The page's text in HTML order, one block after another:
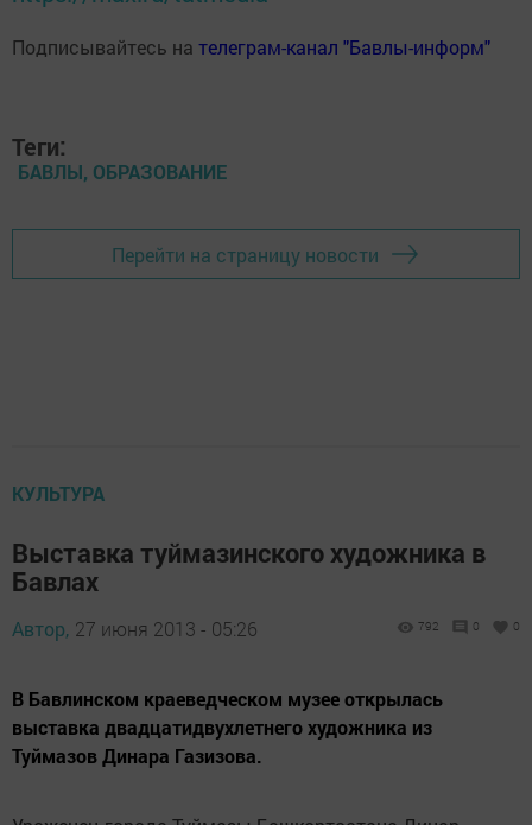
Подписывайтесь на телеграм-канал "Бавлы-информ"
Теги:
БАВЛЫ, ОБРАЗОВАНИЕ
Перейти на страницу новости
КУЛЬТУРА
Выставка туймазинского художника в
Бавлах
Автор, 27 июня 2013 - 05:26 792 0 0
В Бавлинском краеведческом музее открылась
выставка двадцатидвухлетнего художника из
Туймазов Динара Газизова.